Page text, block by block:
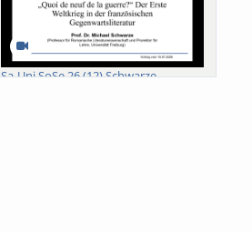
Sa-Uni SoSe 26 (12) Schwarze